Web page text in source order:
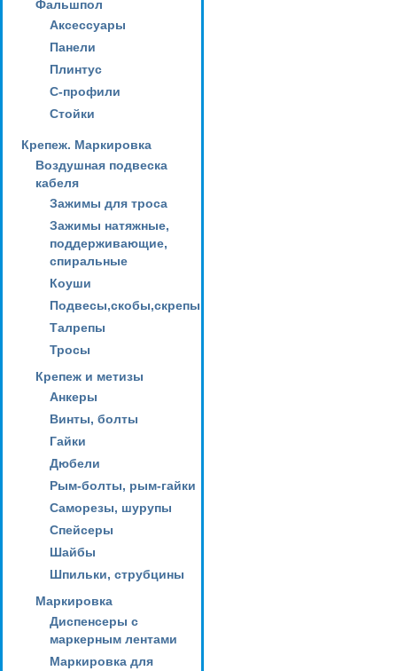
Фальшпол
Аксессуары
Панели
Плинтус
С-профили
Стойки
Крепеж. Маркировка
Воздушная подвеска
кабеля
Зажимы для троса
Зажимы натяжные,
поддерживающие,
спиральные
Коуши
Подвесы,скобы,скрепы
Талрепы
Тросы
Крепеж и метизы
Анкеры
Винты, болты
Гайки
Дюбели
Рым-болты, рым-гайки
Саморезы, шурупы
Спейсеры
Шайбы
Шпильки, струбцины
Маркировка
Диспенсеры с
маркерным лентами
Маркировка для